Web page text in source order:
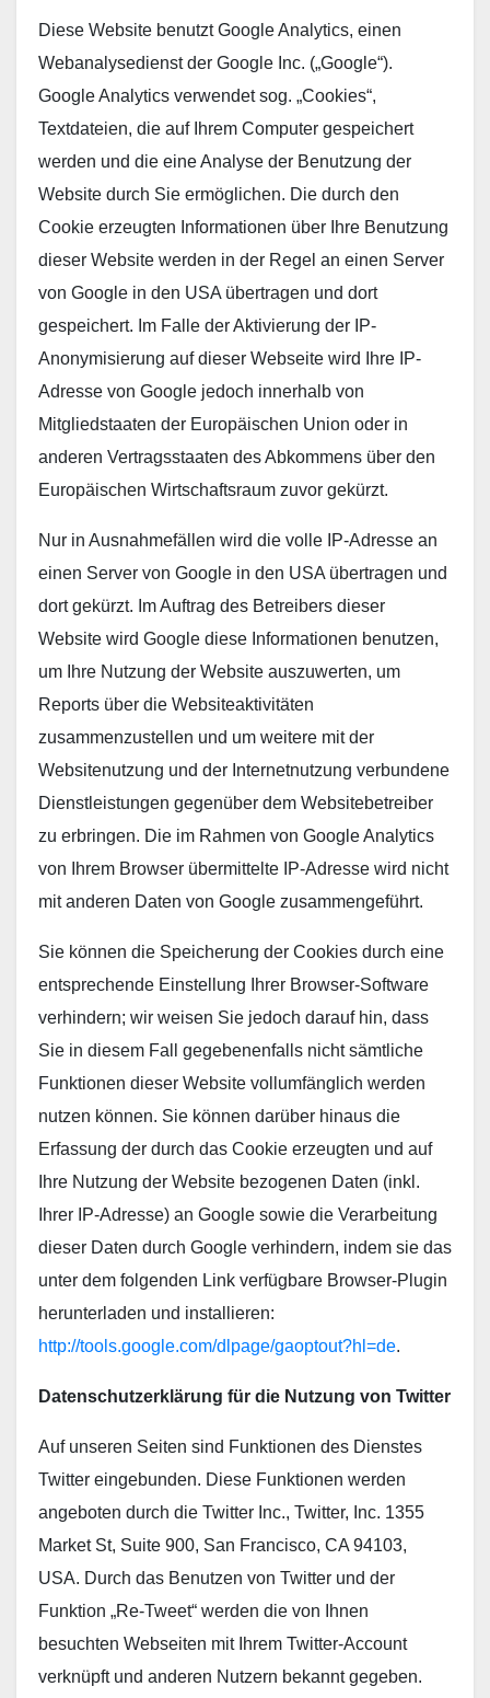
Diese Website benutzt Google Analytics, einen
Webanalysedienst der Google Inc. („Google“).
Google Analytics verwendet sog. „Cookies“,
Textdateien, die auf Ihrem Computer gespeichert
werden und die eine Analyse der Benutzung der
Website durch Sie ermöglichen. Die durch den
Cookie erzeugten Informationen über Ihre Benutzung
dieser Website werden in der Regel an einen Server
von Google in den USA übertragen und dort
gespeichert. Im Falle der Aktivierung der IP-
Anonymisierung auf dieser Webseite wird Ihre IP-
Adresse von Google jedoch innerhalb von
Mitgliedstaaten der Europäischen Union oder in
anderen Vertragsstaaten des Abkommens über den
Europäischen Wirtschaftsraum zuvor gekürzt.
Nur in Ausnahmefällen wird die volle IP-Adresse an
einen Server von Google in den USA übertragen und
dort gekürzt. Im Auftrag des Betreibers dieser
Website wird Google diese Informationen benutzen,
um Ihre Nutzung der Website auszuwerten, um
Reports über die Websiteaktivitäten
zusammenzustellen und um weitere mit der
Websitenutzung und der Internetnutzung verbundene
Dienstleistungen gegenüber dem Websitebetreiber
zu erbringen. Die im Rahmen von Google Analytics
von Ihrem Browser übermittelte IP-Adresse wird nicht
mit anderen Daten von Google zusammengeführt.
Sie können die Speicherung der Cookies durch eine
entsprechende Einstellung Ihrer Browser-Software
verhindern; wir weisen Sie jedoch darauf hin, dass
Sie in diesem Fall gegebenenfalls nicht sämtliche
Funktionen dieser Website vollumfänglich werden
nutzen können. Sie können darüber hinaus die
Erfassung der durch das Cookie erzeugten und auf
Ihre Nutzung der Website bezogenen Daten (inkl.
Ihrer IP-Adresse) an Google sowie die Verarbeitung
dieser Daten durch Google verhindern, indem sie das
unter dem folgenden Link verfügbare Browser-Plugin
herunterladen und installieren:
http://tools.google.com/dlpage/gaoptout?hl=de.
Datenschutzerklärung für die Nutzung von Twitter
Auf unseren Seiten sind Funktionen des Dienstes
Twitter eingebunden. Diese Funktionen werden
angeboten durch die Twitter Inc., Twitter, Inc. 1355
Market St, Suite 900, San Francisco, CA 94103,
USA. Durch das Benutzen von Twitter und der
Funktion „Re-Tweet“ werden die von Ihnen
besuchten Webseiten mit Ihrem Twitter-Account
verknüpft und anderen Nutzern bekannt gegeben.